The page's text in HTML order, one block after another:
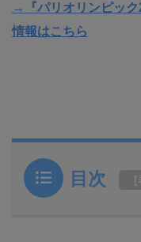
→『パリオリンピッ
情報はこちら
目次 [